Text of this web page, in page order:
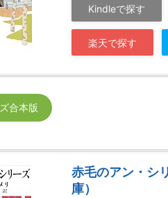
Kindleで探す
楽天で探す
合本版
赤毛のアン・シ
庫）